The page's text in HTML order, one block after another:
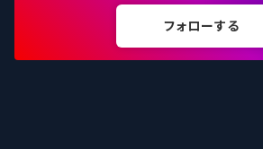
ウェストコーストブルーイング -WCB
Brewski ブリュースキー
Buxton - バクストン
Isthmus イスムス
Electric Bicycle エレクトリックバイシクル
Tucher トゥーハー
フォローする